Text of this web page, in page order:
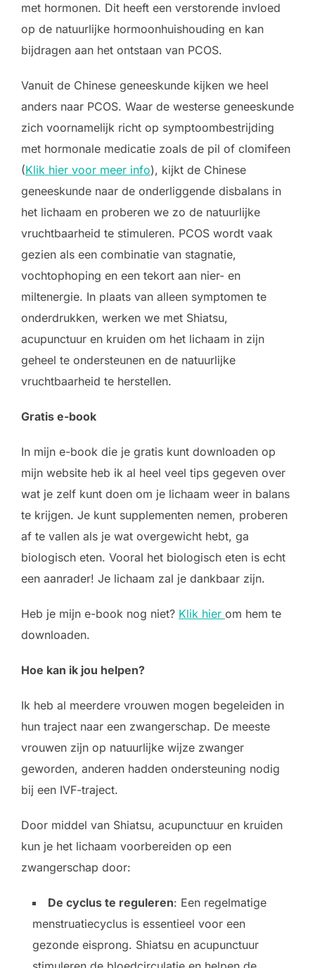
met hormonen. Dit heeft een verstorende invloed
op de natuurlijke hormoonhuishouding en kan
bijdragen aan het ontstaan van PCOS.
Vanuit de Chinese geneeskunde kijken we heel
anders naar PCOS. Waar de westerse geneeskunde
zich voornamelijk richt op symptoombestrijding
met hormonale medicatie zoals de pil of clomifeen
(Klik hier voor meer info), kijkt de Chinese
geneeskunde naar de onderliggende disbalans in
het lichaam en proberen we zo de natuurlijke
vruchtbaarheid te stimuleren. PCOS wordt vaak
gezien als een combinatie van stagnatie,
vochtophoping en een tekort aan nier- en
miltenergie. In plaats van alleen symptomen te
onderdrukken, werken we met Shiatsu,
acupunctuur en kruiden om het lichaam in zijn
geheel te ondersteunen en de natuurlijke
vruchtbaarheid te herstellen.
Gratis e-book
In mijn e-book die je gratis kunt downloaden op
mijn website heb ik al heel veel tips gegeven over
wat je zelf kunt doen om je lichaam weer in balans
te krijgen. Je kunt supplementen nemen, proberen
af te vallen als je wat overgewicht hebt, ga
biologisch eten. Vooral het biologisch eten is echt
een aanrader! Je lichaam zal je dankbaar zijn.
Heb je mijn e-book nog niet? Klik hier om hem te
downloaden.
Hoe kan ik jou helpen?
Ik heb al meerdere vrouwen mogen begeleiden in
hun traject naar een zwangerschap. De meeste
vrouwen zijn op natuurlijke wijze zwanger
geworden, anderen hadden ondersteuning nodig
bij een IVF-traject.
Door middel van Shiatsu, acupunctuur en kruiden
kun je het lichaam voorbereiden op een
zwangerschap door:
De cyclus te reguleren: Een regelmatige
menstruatiecyclus is essentieel voor een
gezonde eisprong. Shiatsu en acupunctuur